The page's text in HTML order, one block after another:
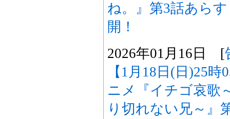
ね。』第3話あら
開！
2026年01月16日 [
【1月18日(日)25
ニメ『イチゴ哀歌
り切れない兄～